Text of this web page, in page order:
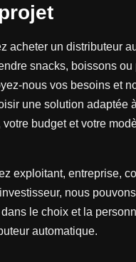
acheter un distributeur
snacks, boissons ou
nous vos besoins et
une solution adaptée
budget et votre
exploitant, entreprise,
nous
le choix et la
automatique.